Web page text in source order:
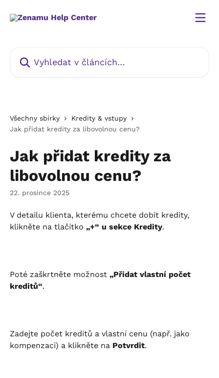
Všechny sbírky
Kredity & vstupy
Jak přidat kredity za libovolnou cenu?
Jak přidat kredity za
libovolnou cenu?
22. prosince 2025
V detailu klienta, kterému chcete dobít kredity,
klikněte na tlačítko „+“ u sekce Kredity.
Poté zaškrtněte možnost „Přidat vlastní počet
kreditů“.
Zadejte počet kreditů a vlastní cenu (např. jako
kompenzaci) a klikněte na Potvrdit.